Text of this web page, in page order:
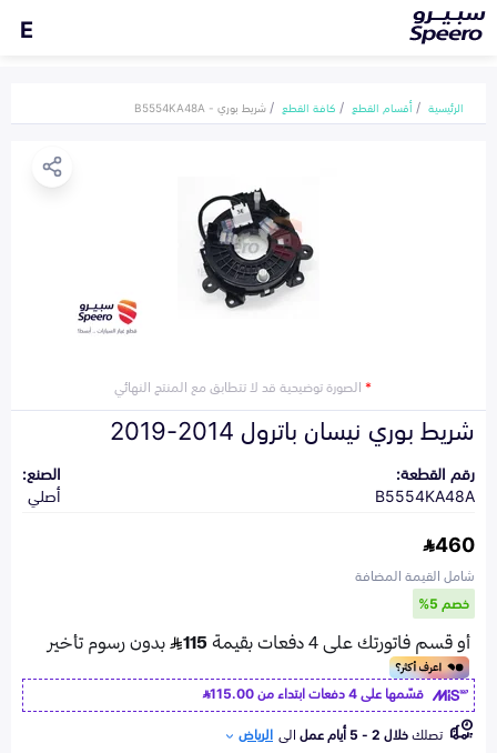
E
الرئيسية أقسام القطع كافة القطع شريط بوري - B5554KA48A
*الصورة توضيحية قد لا تتطابق مع المنتج النهائي
شريط بوري نيسان باترول 2014-2019
رقم القطعة:
B5554KA48A
الصنع:
أصلي
460
شامل القيمة المضافة
خصم 5%
قسّمها على 4 دفعات ابتداء من
115.00
تصلكخلال 2 - 5 أيام عمل الى الرياض